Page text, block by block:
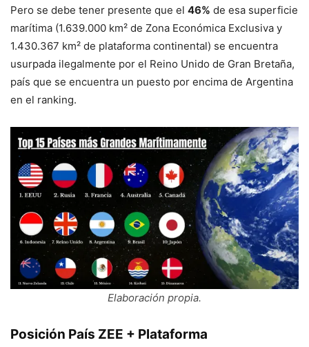
Pero se debe tener presente que el 46% de esa superficie
marítima (1.639.000 km² de Zona Económica Exclusiva y
1.430.367 km² de plataforma continental) se encuentra
usurpada ilegalmente por el Reino Unido de Gran Bretaña,
país que se encuentra un puesto por encima de Argentina
en el ranking.
Elaboración propia.
Posición País ZEE + Plataforma